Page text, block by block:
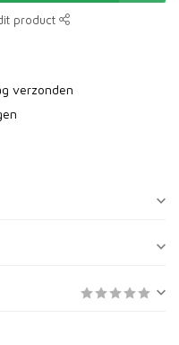
product
verzonden